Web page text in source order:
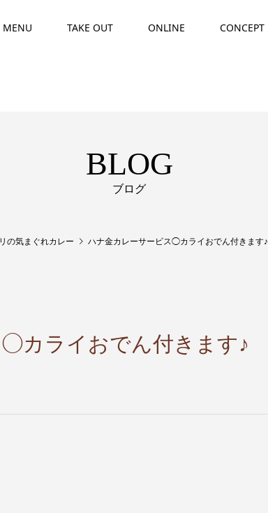
MENU TAKE OUT ONLINE CONCEPT
BLOG
ブログ
の気まぐれカレー ハナ金カレーサービス◯カライおでん付きます♪
カライおでん付きます♪